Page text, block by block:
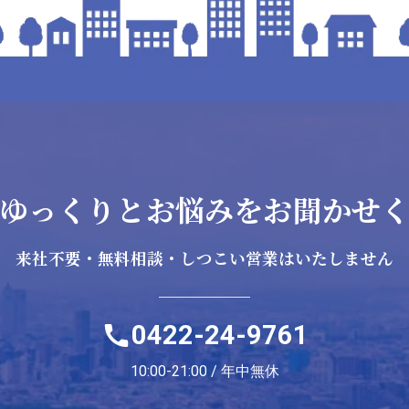
っくりとお悩みをお聞かせ
来社不要・無料相談・ しつこい営業はいたしません
0422-24-9761
10:00-21:00 / 年中無休